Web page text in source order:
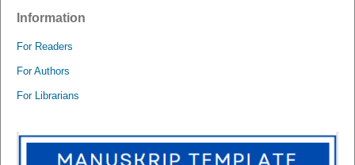
Information
For Readers
For Authors
For Librarians